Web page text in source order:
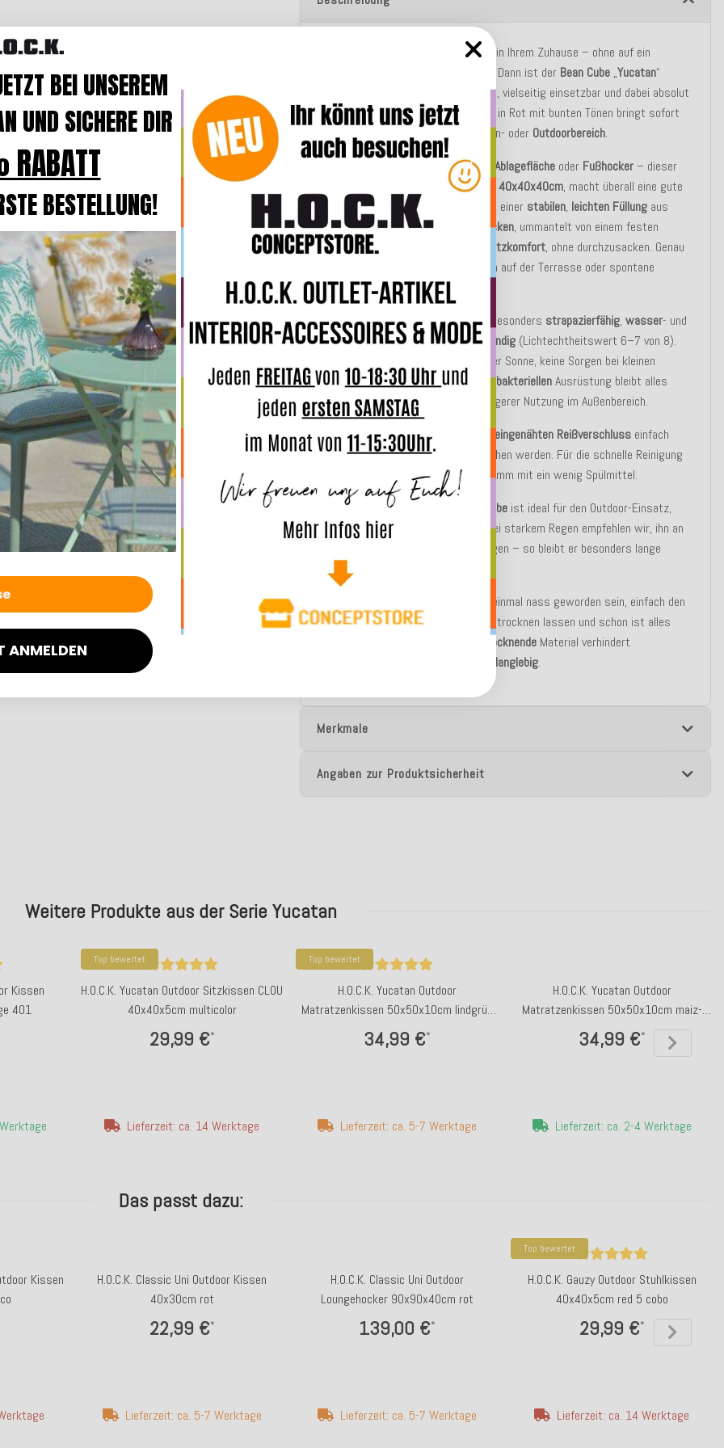
Sie wünschen sich mehr Flexibilität in Ihrem Zuhause – ohne auf ein
stylisches Aussehen zu verzichten? Dann ist der Bean Cube „Yucatan“
genau das Richtige für Sie. Kompakt, vielseitig einsetzbar und dabei absolut
trendy: Das fröhlicheStreifendesign
in Rot mit bunten Tönen bringt sofort
Farbe und Lebendigkeit in Ihren Wohn- oder Outdoorbereich.
Sitzgelegenheit Ablagefläche oder Fußhocker– dieser
mit den Maßen von ca.40x40x40cm, macht überall eine gute
Figur. Und das nicht nur optisch: Mit einer stabilen, leichten Füllung aus
Styroporkügelchenund Polyätherflocken, ummantelt von einem festen
Vliesbezug, bietet er angenehmen Sitzkomfort, ohne durchzusacken. Genau
richtig für entspannte Kaffeepausen auf der Terrasse oder spontane
Gästerunden im Wohnzimmer.
Der Bezug aus100 % Polyacrylist besonders strapazierfähig,wasser- und
schmutzabweisendsowieUV-beständig (Lichtechtheitswert 6–7 von 8).
Das bedeutet: Kein Ausbleichen in der Sonne, keine Sorgen bei kleinen
Missgeschicken – und dank der
antibakteriellenAusrüstung bleibt alles
hygienisch und frisch, selbst bei längerer Nutzung im Außenbereich.
Der Bezug kann durch den
verdeckt eingenähten Reißverschluss einfach
abgenommenund bei30 °C
gewaschen werden. Für die schnelle Reinigung
reicht oft schon ein feuchter Schwamm mit ein wenig Spülmittel.
Gut zu wissen:Der Outdoor Bean Cube ist ideal für den Outdoor-Einsatz,
aber nicht komplett wasserdicht. Bei starkem Regen empfehlen wir, ihn an
einem geschützten Ort unterzubringen – so bleibt er besonders lange
schön.
doch einmal nass geworden sein, einfach den
Bezug abnehmen, die Teile gut durchtrocknen lassen und schon ist alles
schnelltrocknende Material verhindert
langlebig.
Merkmale
Angaben zur Produktsicherheit
Weitere Produkte aus der Serie Yucatan
Kissen
401
Top bewertet
H.O.C.K. Yucatan Outdoor Sitzkissen CLOU
40x40x5cm multicolor
29,99 €*
Lieferzeit: ca. 14 Werktage
Top bewertet
H.O.C.K. Yucatan Outdoor
Matratzenkissen 50x50x10cm lindgrün
altrosa 408
34,99 €*
Lieferzeit: ca. 5-7 Werktage
H.O.C.K. Yucatan Outdoor
Matratzenkissen 50x50x10cm maiz-
salmon
34,99 €*
Lieferzeit: ca. 2-4 Werktage
Das passt dazu:
Kissen
H.O.C.K. Classic Uni Outdoor Kissen
40x30cm rot
22,99 €*
Lieferzeit: ca. 5-7 Werktage
H.O.C.K. Classic Uni Outdoor
Loungehocker 90x90x40cm rot
139,00 €*
Lieferzeit: ca. 5-7 Werktage
Top bewertet
H.O.C.K. Gauzy Outdoor Stuhlkissen
40x40x5cm red 5 cobo
29,99 €*
Lieferzeit: ca. 14 Werktage
BEI UNSEREM
UND SICHERE DIR
BESTELLUNG!
ANMELDEN